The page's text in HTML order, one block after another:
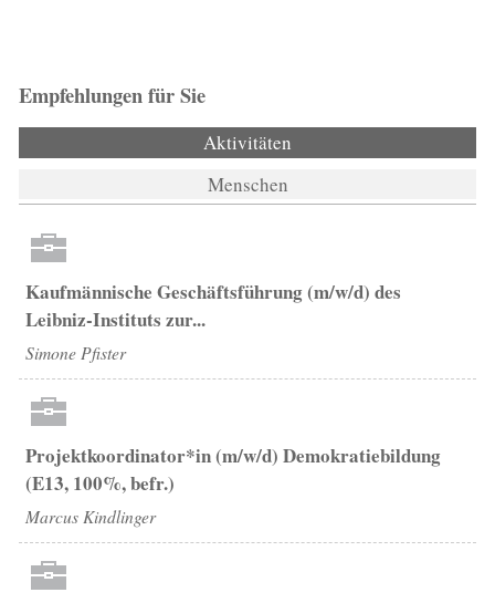
Empfehlungen für Sie
Aktivitäten
Menschen
Kaufmännische Geschäftsführung (m/w/d) des
Leibniz-Instituts zur...
Simone Pfister
Projektkoordinator*in (m/w/d) Demokratiebildung
(E13, 100%, befr.)
Marcus Kindlinger